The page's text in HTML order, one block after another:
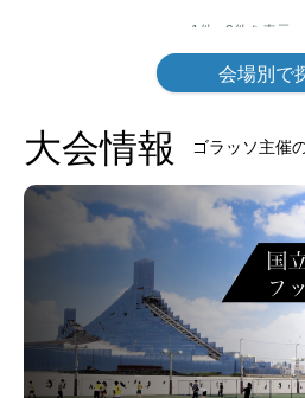
会場別で
大会情報 ゴラッソ主催